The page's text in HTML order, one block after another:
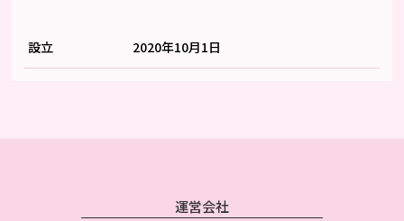
設立 2020年10月1日
運営会社